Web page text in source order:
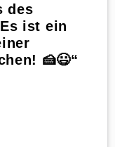
des
ist ein
🍰😃“